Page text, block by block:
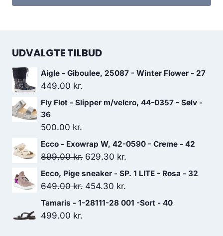
UDVALGTE TILBUD
Aigle - Giboulee, 25087 - Winter Flower - 27
449.00 kr.
Fly Flot - Slipper m/velcro, 44-0357 - Sølv -
36
500.00 kr.
Ecco - Exowrap W, 42-0590 - Creme - 42
899.00kr. Den
oprindelige
pris
629.30 kr.
aktuelle
Ecco, Pige sneaker - SP. 1 LITE - Rosa - 32
649.00kr. Den
oprindelige
454.30 kr.
aktuelle
Tamaris - 1-28111-28 001 -Sort - 40
499.00 kr.